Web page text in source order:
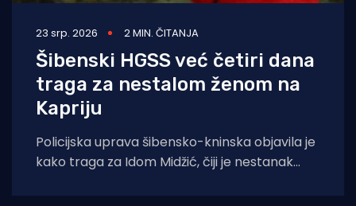
23 srp. 2026 2 MIN. ČITANJA
Šibenski HGSS već četiri dana
traga za nestalom ženom na
Kapriju
Policijska uprava šibensko-kninska objavila je
kako traga za Idom Midžić, čiji je nestanak